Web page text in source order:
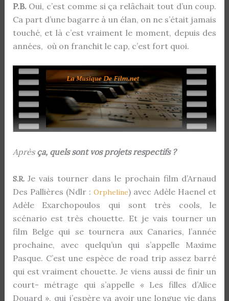
P.B. Oui, c’est comme si ça relâchait tout d’un coup.
Ca part d’une bagarre à un élan, on ne s’était jamais
touché, et là c’est vraiment le moment, depuis des
années, où on franchit le cap, c’est fort quoi.
Aprèsça, quels sont vos projets respectifs ?
S.R.Je vais tourner dans le prochain film d’Arnaud
Des Pallières (Ndlr : Orpheline) avec Adèle Haenel et
Adèle Exarchopoulos qui sont très cools, le
scénario est très chouette. Et je vais tourner un
film Belge qui se tournera aux Canaries, l’année
prochaine, avec quelqu’un qui s’appelle Maxime
Pasque. C’est une espèce de road trip assez barré
qui est vraiment chouette. Je viens aussi de finir un
court- métrage qui s’appelle « Les filles d’Alice
Douard », qui j’espère va avoir une longue vie dans